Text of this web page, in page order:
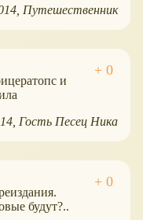
Путешественник
и
Гость Песец Ника
будут?..